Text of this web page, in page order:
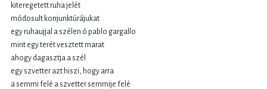
kiteregetett ruha jelét
módosult konjunktúrájukat
egy ruhaujjal a szélen ó pablo gargallo
mint egy terét vesztett marat
ahogy dagasztja a szél
egy szvetter azt hiszi, hogy arra
a semmi felé a szvetter semmije felé